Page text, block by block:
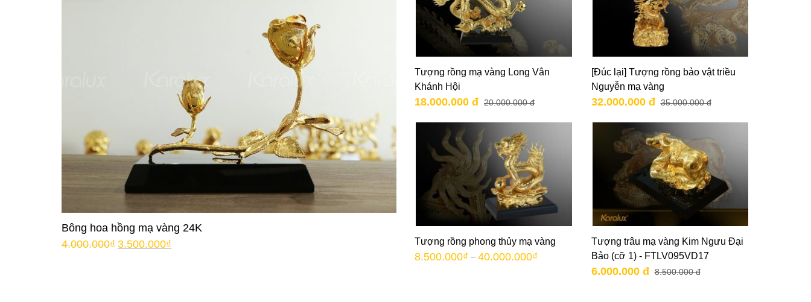
Bông hoa hồng mạ vàng 24K
4.000.000₫ 3.500.000₫
Tượng rồng mạ vàng Long Vân
Khánh Hội
18.000.000 đ 20.000.000 đ
[Đúc lại] Tượng rồng bảo vật triều
Nguyễn mạ vàng
32.000.000 đ 35.000.000 đ
Tượng rồng phong thủy mạ vàng
8.500.000₫ – 40.000.000₫
Tượng trâu mạ vàng Kim Ngưu Đại
Bảo (cỡ 1) - FTLV095VD17
6.000.000 đ 8.500.000 đ